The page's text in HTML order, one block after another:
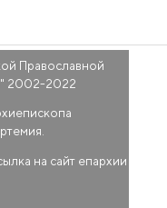
Православной
" 2002-2022
на сайт епархии